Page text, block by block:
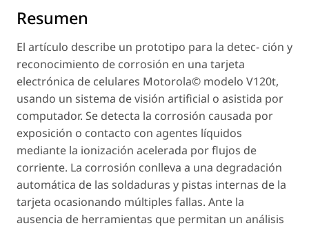
Resumen
El artículo describe un prototipo para la detec- ción y
reconocimiento de corrosión en una tarjeta
electrónica de celulares Motorola© modelo V120t,
usando un sistema de visión artificial o asistida por
computador. Se detecta la corrosión causada por
exposición o contacto con agentes líquidos
mediante la ionización acelerada por flujos de
corriente. La corrosión conlleva a una degradación
automática de las soldaduras y pistas internas de la
tarjeta ocasionando múltiples fallas. Ante la
ausencia de herramientas que permitan un análisis